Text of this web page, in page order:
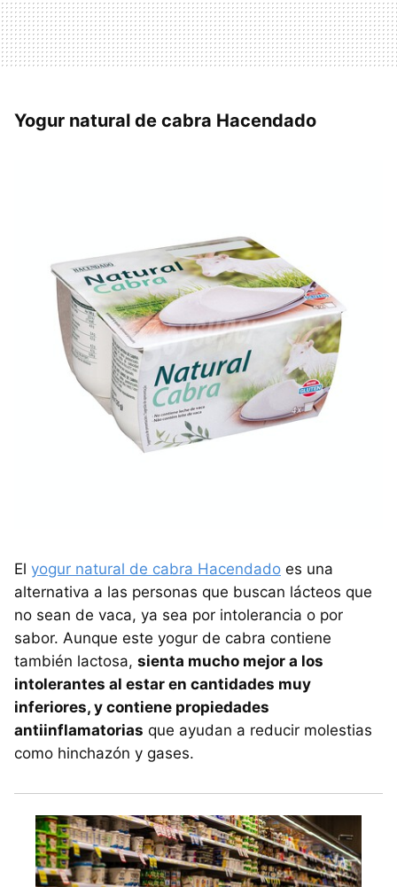
Yogur natural de cabra Hacendado
El yogur natural de cabra Hacendado es una
alternativa a las personas que buscan lácteos que
no sean de vaca, ya sea por intolerancia o por
sabor. Aunque este yogur de cabra contiene
también lactosa, sienta mucho mejor a los
intolerantes al estar en cantidades muy
inferiores, y contiene propiedades
antiinflamatorias que ayudan a reducir molestias
como hinchazón y gases.